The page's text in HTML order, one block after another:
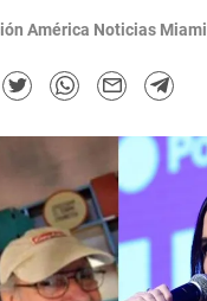
América Noticias Miami